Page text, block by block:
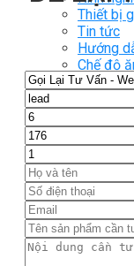
Thiết bị
Tin tức
Hướng
Chế độ
Liên Hệ
0
Chưa có
0